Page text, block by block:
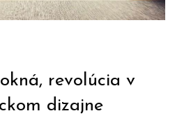
revolúcia v
dizajne